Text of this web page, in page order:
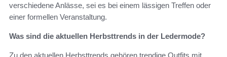
verschiedene Anlässe, sei es bei einem lässigen Treffen oder
einer formellen Veranstaltung.
Was sind die aktuellen Herbsttrends in der Ledermode?
Zu den aktuellen Herbsttrends gehören trendige Outfits mit